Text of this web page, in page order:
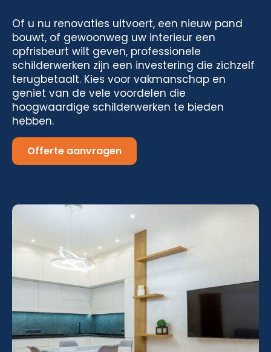
Of u nu renovaties uitvoert, een nieuw pand
bouwt, of gewoonweg uw interieur een
opfrisbeurt wilt geven, professionele
schilderwerken zijn een investering die zichzelf
terugbetaalt. Kies voor vakmanschap en
geniet van de vele voordelen die
hoogwaardige schilderwerken te bieden
hebben.
Offerte aanvragen